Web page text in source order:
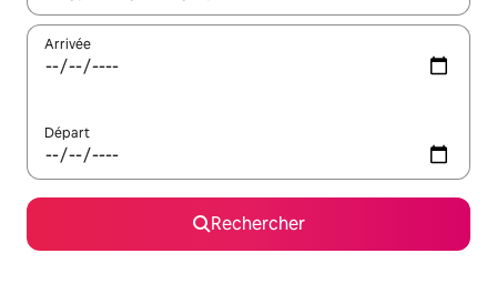
Arrivée
Départ
Rechercher